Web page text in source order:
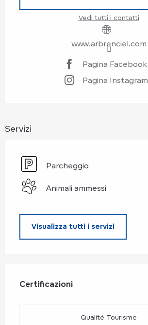
Vedi tutti i contatti
www.arbrenciel.com
Pagina Facebook
Pagina Instagram
Servizi
Parcheggio
Animali ammessi
Visualizza tutti i servizi
Certificazioni
Certificazioni
Qualité Tourisme